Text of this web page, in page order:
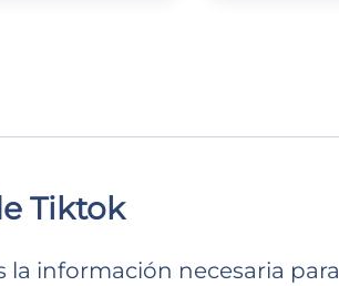
Tiktok
la información necesaria para